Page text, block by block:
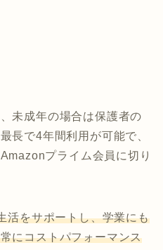
未成年の場合は保護者の
長で4年間利用が可能で、
プライム会員に切り
活をサポートし、学業にも
にコストパフォーマンス